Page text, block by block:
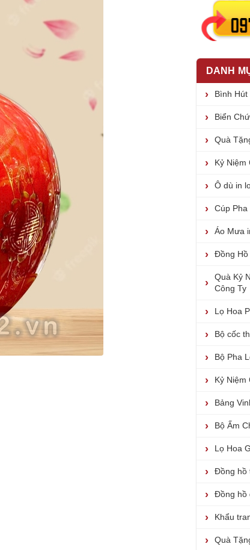
DANH
Bình Hút
Biển
Quà
Kỷ Niệm
Ô dù in
Cúp Pha
Áo Mưa
Đồng Hồ
Quà Kỷ
Công Ty
Lọ Hoa
Bộ cốc
Bộ Pha
Kỷ Niệm
Bảng
Bộ Ấm
Lọ Hoa
Đồng hồ
Đồng hồ
Khẩu
Quà